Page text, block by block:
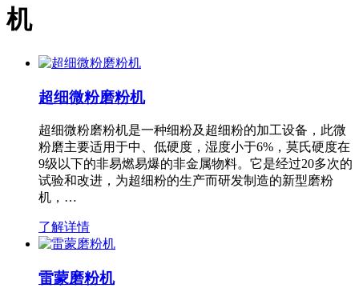
机
超细微粉磨粉机
超细微粉磨粉机是一种细粉及超细粉的加工设备，此微
粉磨主要适用于中、低硬度，湿度小于6%，莫氏硬度在
9级以下的非易燃易爆的非金属物料。它是经过20多次的
试验和改进，为超细粉的生产而研发制造的新型磨粉
机，…
了解详情
雷蒙磨粉机